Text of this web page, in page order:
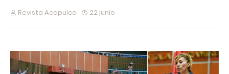
Revista Acapulco 22 junio